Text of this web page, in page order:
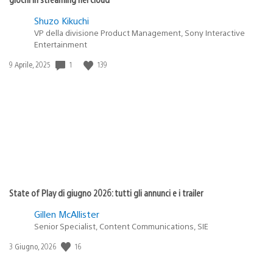
Shuzo Kikuchi
VP della divisione Product Management, Sony Interactive
Entertainment
Data
9 Aprile, 2025 1 139
State of Play di giugno 2026: tutti gli annunci e i trailer
Gillen McAllister
Senior Specialist, Content Communications, SIE
Data
3 Giugno, 2026 16